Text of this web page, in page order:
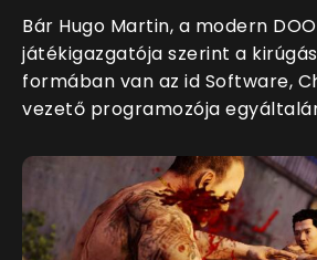
Bár Hugo Martin, a modern
játékigazgatója szerint a
formában van az id Software,
vezető programozója